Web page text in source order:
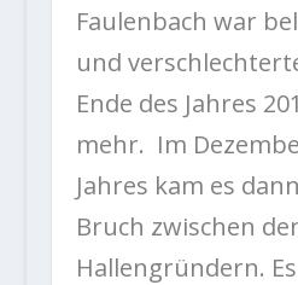
Faulenbach war
und
Ende des Jahres
mehr. Im
Jahres kam es
Bruch zwischen
Hallengründern.